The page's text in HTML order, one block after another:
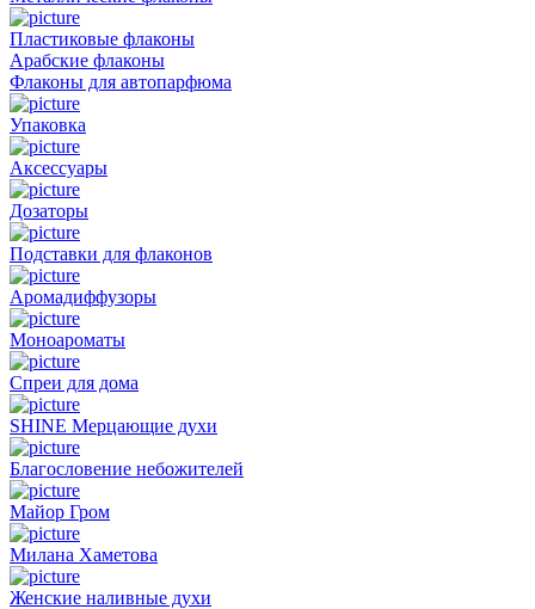
Пластиковые флаконы
Арабские флаконы
Флаконы для автопарфюма
Упаковка
Аксессуары
Дозаторы
Подставки для флаконов
Аромадиффузоры
Моноароматы
Спреи для дома
SHINE Мерцающие духи
Благословение небожителей
Майор Гром
Милана Хаметова
Женские наливные духи